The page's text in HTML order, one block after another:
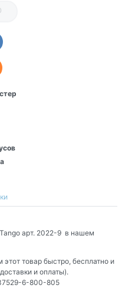
арт. 2022-9 в нашем
товар быстро, бесплатно и
и оплаты).
6-800-805